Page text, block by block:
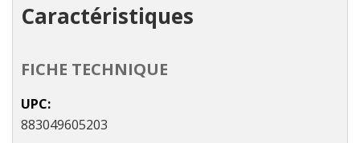
Caractéristiques
FICHE TECHNIQUE
UPC
883049605203